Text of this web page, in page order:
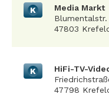
K
Media Markt
Blumentalstr.
47803
K
HiFi-TV-
47798